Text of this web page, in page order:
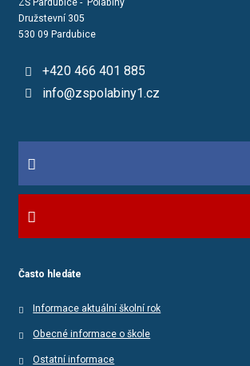
ZŠ Pardubice - Polabiny
Družstevní 305
530 09 Pardubice
+420 466 401 885
info@zspolabiny1.cz
Často hledáte
Informace aktuální školní rok
Obecné informace o škole
Ostatní informace